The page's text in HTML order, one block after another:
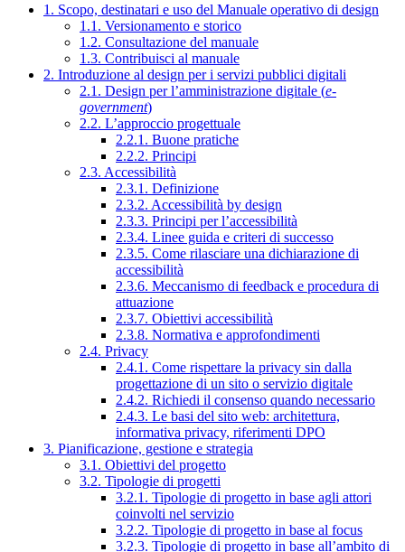
1. Scopo, destinatari e uso del Manuale operativo di design
1.1. Versionamento e storico
1.2. Consultazione del manuale
1.3. Contribuisci al manuale
2. Introduzione al design per i servizi pubblici digitali
2.1. Design per l’amministrazione digitale (e-
government)
2.2. L’approccio progettuale
2.2.1. Buone pratiche
2.2.2. Principi
2.3. Accessibilità
2.3.1. Definizione
2.3.2. Accessibilità by design
2.3.3. Principi per l’accessibilità
2.3.4. Linee guida e criteri di successo
2.3.5. Come rilasciare una dichiarazione di
accessibilità
2.3.6. Meccanismo di feedback e procedura di
attuazione
2.3.7. Obiettivi accessibilità
2.3.8. Normativa e approfondimenti
2.4. Privacy
2.4.1. Come rispettare la privacy sin dalla
progettazione di un sito o servizio digitale
2.4.2. Richiedi il consenso quando necessario
2.4.3. Le basi del sito web: architettura,
informativa privacy, riferimenti DPO
3. Pianificazione, gestione e strategia
3.1. Obiettivi del progetto
3.2. Tipologie di progetti
3.2.1. Tipologie di progetto in base agli attori
coinvolti nel servizio
3.2.2. Tipologie di progetto in base al focus
3.2.3. Tipologie di progetto in base all’ambito di